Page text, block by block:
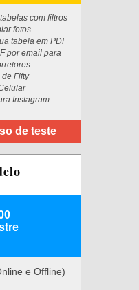
com filtros
fotos
tabela em PDF
por email para
Fifty
Instagram
de teste
e Offline)